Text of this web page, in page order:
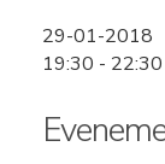
29-01-2018
19:30 - 22:30